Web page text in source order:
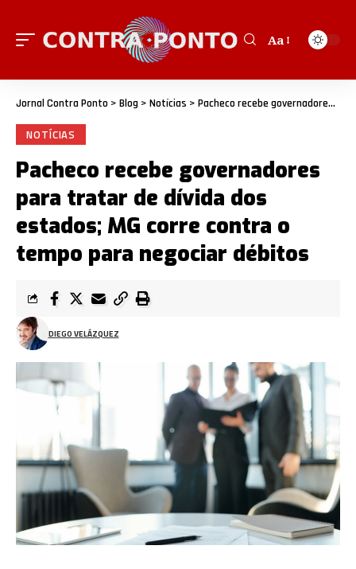
Aa
Jornal Contra Ponto > Blog > Notícias > Pacheco recebe governadores para tratar de dívida dos estados; MG corre contra o tempo para negociar débitos
NOTÍCIAS
Pacheco recebe governadores
para tratar de dívida dos
estados; MG corre contra o
tempo para negociar débitos
DIEGO VELÁZQUEZ